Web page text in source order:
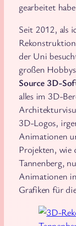
gearbeitet
Seit 2012, als
der Uni
großen
Source 3D-
alles im 3D-
3D-Logos,
Animationen
Projekten, wie
Tannenberg,
Animationen
Grafiken für